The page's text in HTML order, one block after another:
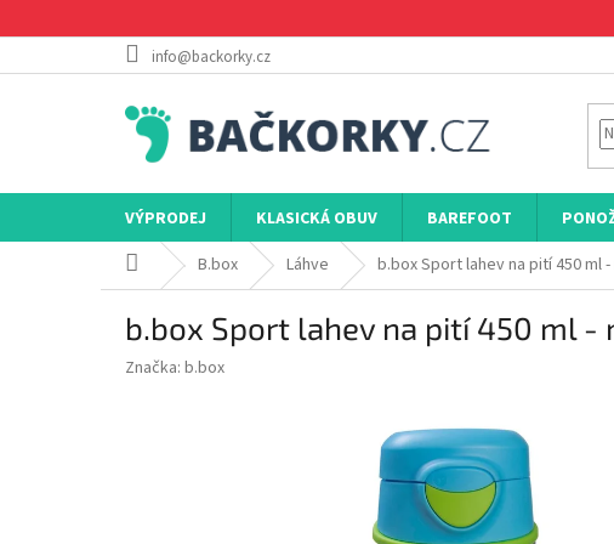
na
info@backorky.cz
VÝPRODEJ KLASICKÁ OBUV BAREFOOT
Domů B.box Láhve b.box Sport lahev na pití 450 ml
b.box Sport lahev na pití 450 ml -
Značka: b.box